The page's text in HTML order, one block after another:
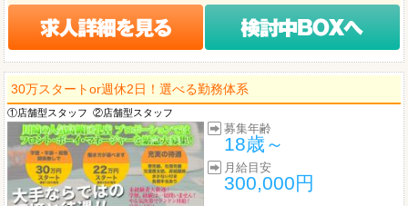
30万スタートor週休2日！選べる勤務体系
①店舗型スタッフ ②店舗型スタッフ
募集年齢
18歳～
月給目安
300,000円